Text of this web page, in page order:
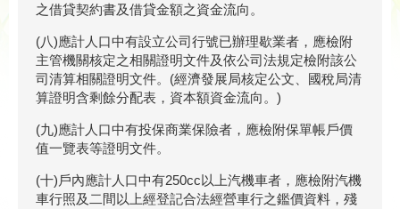
之借貸契約書及借貸金額之資金流向。
(八)應計人口中有設立公司行號已辦理歇業者，應檢附
主管機關核定之相關證明文件及依公司法規定檢附該公
司清算相關證明文件。(經濟發展局核定公文、國稅局清
算證明含剩餘分配表，資本額資金流向。)
(九)應計人口中有投保商業保險者，應檢附保單帳戶價
值一覽表等證明文件。
(十)戶內應計人口中有250cc以上汽機車者，應檢附汽機
車行照及二間以上經登記合法經營車行之鑑價資料，殘